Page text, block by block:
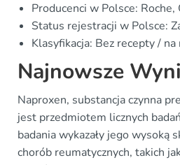
Producenci w Polsce: Roche,
Status rejestracji w Polsce:
Klasyfikacja: Bez recepty / na
Najnowsze
Naproxen, substancja czynna
jest przedmiotem licznych
badania wykazały jego wysoką
chorób reumatycznych, takich